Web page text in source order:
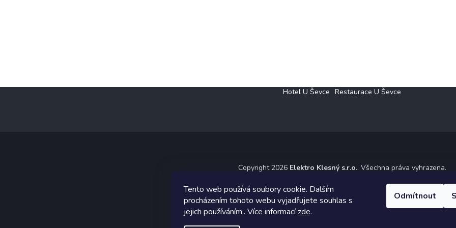
Tento web používá soubory cookie. Dalším
procházením tohoto webu vyjadřujete souhlas s
jejich používáním.. Více informacízde.
Odmítnout
Hotel U Ševce Restaurace U Ševce
Copyright 2026 Elektro Klesný s.r.o.. Všechna práva vyhrazena.
Tomáš Hlad&